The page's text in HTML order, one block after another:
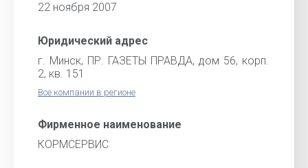
22 ноября 2007
Юридический адрес
г. Минск, ПР. ГАЗЕТЫ ПРАВДА, дом 56, корп.
2, кв. 151
Все компании в регионе
Фирменное наименование
КОРМСЕРВИС